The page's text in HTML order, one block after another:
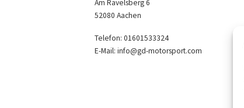
Am Ravelsberg 6
52080 Aachen
Telefon: 01601533324
E-Mail: info@gd-motorsport.com